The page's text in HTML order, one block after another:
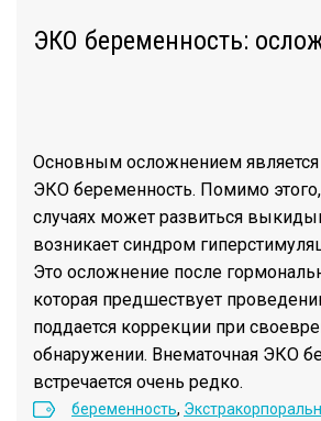
ЭКО беременность:
Основным осложнением
ЭКО беременность. Помимо
случаях может развиться
возникает синдром
Это осложнение после
которая предшествует
поддается коррекции при
обнаружении. Внематочная ЭКО
встречается очень редко.
беременность,